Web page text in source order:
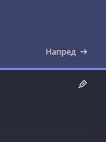
Напред
Препис